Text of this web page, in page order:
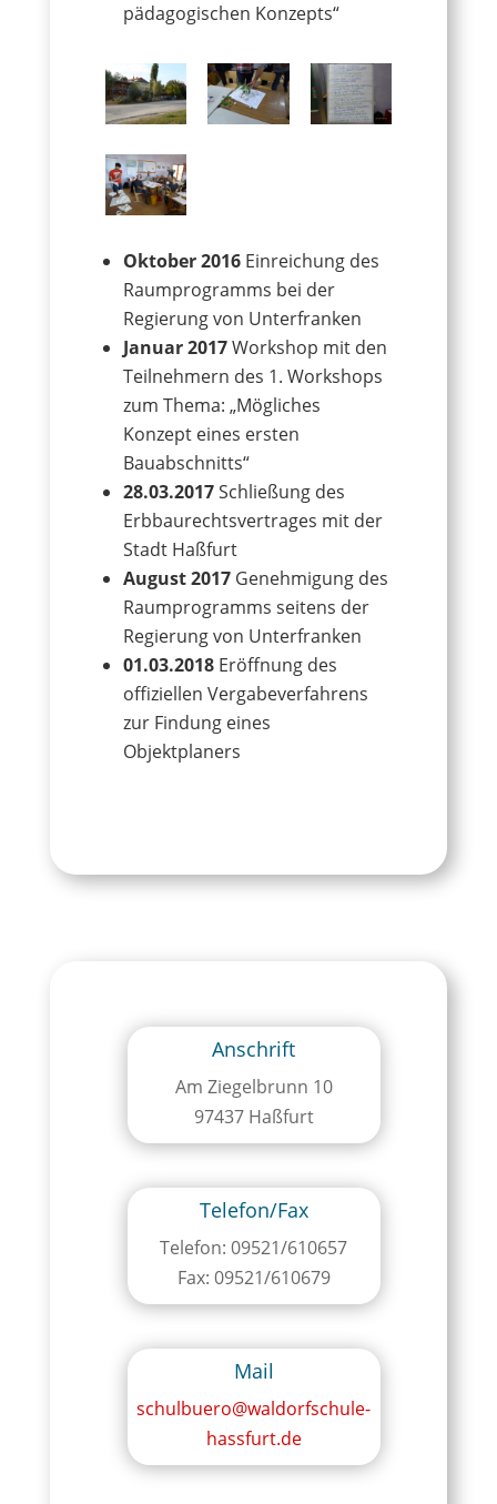
pädagogischen Konzepts“
Oktober 2016Einreichung des
Raumprogramms bei der
Regierung von Unterfranken
Januar 2017Workshop mit den
Teilnehmern des 1. Workshops
zum Thema: „Mögliches
Konzept eines ersten
Bauabschnitts“
28.03.2017Schließung des
Erbbaurechtsvertrages mit der
Stadt Haßfurt
August 2017Genehmigung des
Raumprogramms seitens der
Regierung von Unterfranken
01.03.2018Eröffnung des
offiziellen Vergabeverfahrens
zur Findung eines
Objektplaners
Anschrift
Am Ziegelbrunn 10
97437 Haßfurt
Telefon/Fax
Telefon: 09521/610657
Fax: 09521/610679
Mail
schulbuero@waldorfschule-
hassfurt.de